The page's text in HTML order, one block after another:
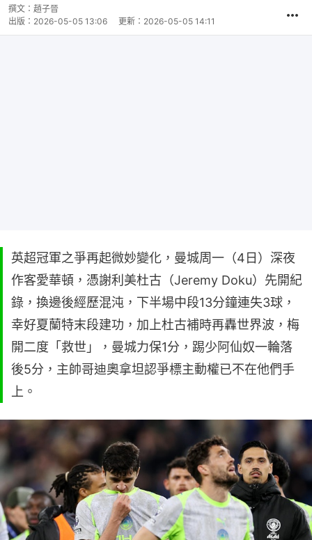
撰文： 趙子晉
出版： 2026-05-05 13:06 更新： 2026-05-05 14:11
英超冠軍之爭再起微妙變化，曼城周一（4日）深夜
作客愛華頓，憑謝利美杜古（Jeremy Doku）先開紀
錄，換邊後經歷混沌，下半場中段13分鐘連失3球，
幸好夏蘭特末段建功，加上杜古補時再轟世界波，梅
開二度「救世」，曼城力保1分，踢少阿仙奴一輪落
後5分，主帥哥迪奧拿坦認爭標主動權已不在他們手
上。